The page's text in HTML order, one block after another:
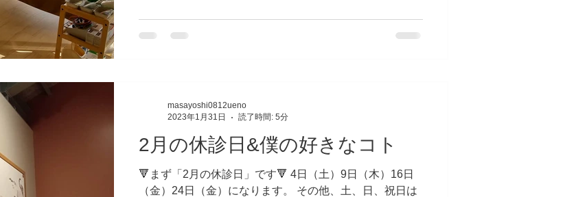
2月の休診日&僕の好きなコト
🔻まず「2月の休診日」です🔻 4日（土）9日（木）16日
（金）24日（金）になります。 その他、土、日、祝日は
masayoshi0812ueno
2023年1月31日
読了時間: 5分